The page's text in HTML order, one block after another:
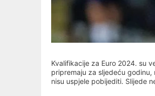
Kvalifikacije za Euro 2024. su
pripremaju za sljedeću
nisu uspjele pobijediti. Slijede